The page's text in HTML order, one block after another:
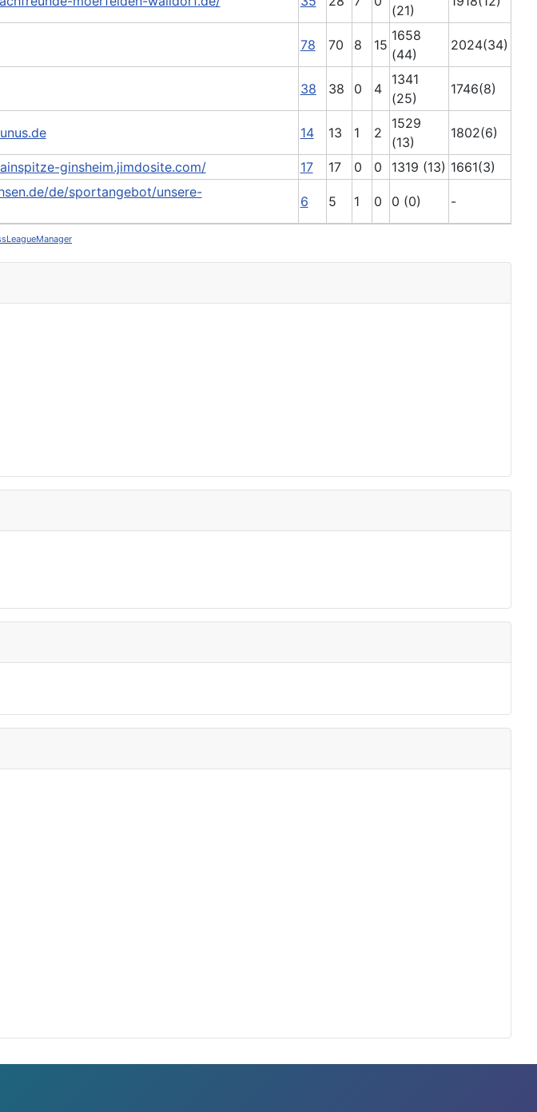
(21)
78 70 8 15
1658
(44)
2024(34)
38 38 0 4
1341
(25)
1746(8)
14 13 1 2
1529
(13)
1802(6)
ginsheim.jimdosite.com/ 17 17 0 0 1319 (13) 1661(3)
de/sportangebot/unsere-
6 5 1 0 0 (0) -